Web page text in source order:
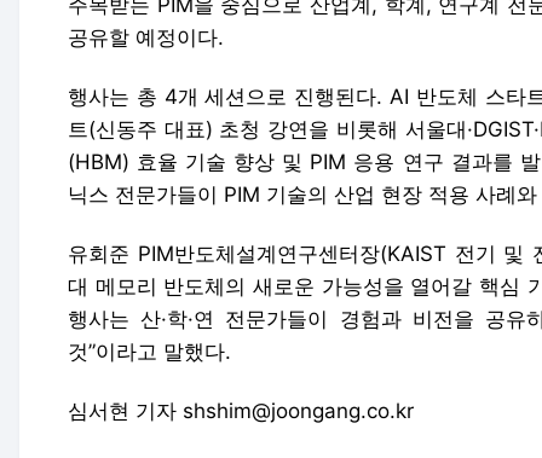
주목받는 PIM을 중심으로 산업계, 학계, 연구계 전
공유할 예정이다.
행사는 총 4개 세션으로 진행된다. AI 반도체 스타
트(신동주 대표) 초청 강연을 비롯해 서울대
(HBM) 효율 기술 향상 및 PIM 응용 연구 결과를
닉스 전문가들이 PIM 기술의 산업 현장 적용 사례
유회준 PIM반도체설계연구센터장(KAIST 전기 및
대 메모리 반도체의 새로운 가능성을 열어갈 핵심
행사는 산·학·연 전문가들이 경험과 비전을 공
것”이라고 말했다.
심서현 기자 shshim@joongang.co.kr